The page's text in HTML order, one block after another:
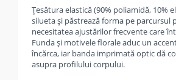
Țesătura elastică (90% poliamidă, 10%
silueta și păstrează forma pe parcursul
necesitatea ajustărilor frecvente care
Funda și motivele florale aduc un
încărca, iar banda imprimată optic dă
asupra profilului corpului.